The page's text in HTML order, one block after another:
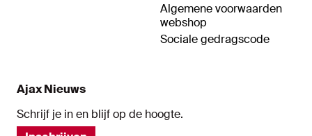
Algemene voorwaarden
webshop
Sociale gedragscode
Ajax Nieuws
Schrijf je in en blijf op de hoogte.